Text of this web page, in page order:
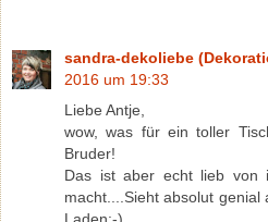
sandra-dekoliebe
2016 um 19:33
Liebe Antje,
wow, was für ein toller
Bruder!
Das ist aber echt lieb von
macht....Sieht absolut genial
Laden:-)